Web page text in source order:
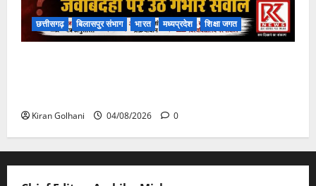
छत्तीसगढ़ बिलासपुर संभाग भारत मध्यप्रदेश शिक्षा जगत
Kiran Golhani 04/08/2026 0